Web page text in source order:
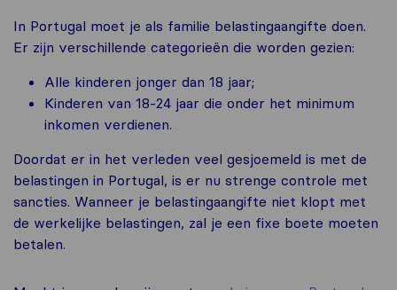
In Portugal moet je als familie belastingaangifte doen.
Er zijn verschillende categorieën die worden gezien:
Alle kinderen jonger dan 18 jaar;
Kinderen van 18-24 jaar die onder het minimum
inkomen verdienen.
Doordat er in het verleden veel gesjoemeld is met de
belastingen in Portugal, is er nu strenge controle met
sancties. Wanneer je belastingaangifte niet klopt met
de werkelijke belastingen, zal je een fixe boete moeten
betalen.